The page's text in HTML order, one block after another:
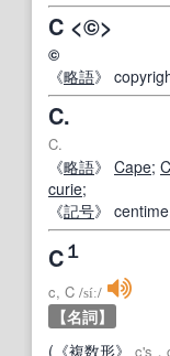
C <©>
©
《略語》
C.
C.
《略語》 Cape;
curie;
《記号》
C１
c, C /síː/
【名詞】
(《複数形》 c's